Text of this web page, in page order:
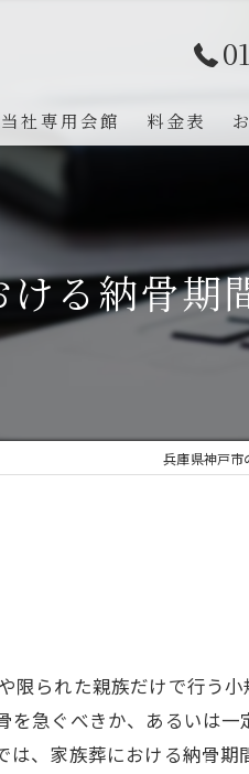
当社専用会館
提携式場
料金表
る納骨期
兵庫県神戸市
られた親族だけで行う
急ぐべきか、あるいは
、家族葬における納骨